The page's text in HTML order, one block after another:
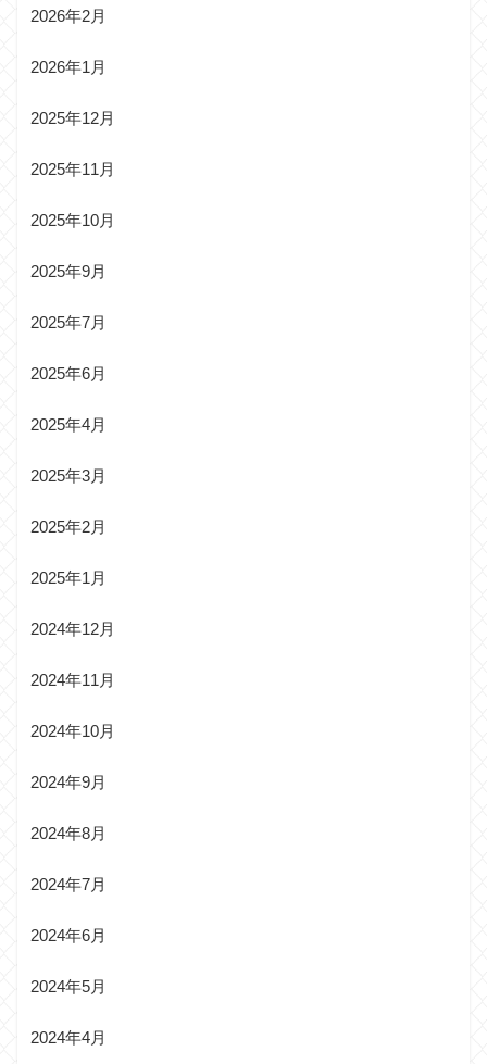
2026年2月
2026年1月
2025年12月
2025年11月
2025年10月
2025年9月
2025年7月
2025年6月
2025年4月
2025年3月
2025年2月
2025年1月
2024年12月
2024年11月
2024年10月
2024年9月
2024年8月
2024年7月
2024年6月
2024年5月
2024年4月